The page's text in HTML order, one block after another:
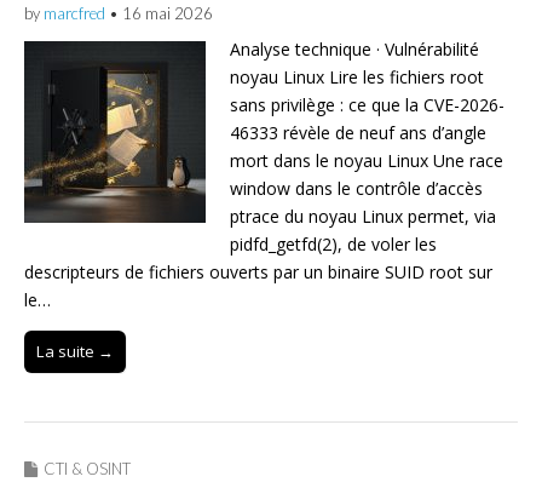
by marcfred • 16 mai 2026
Analyse technique · Vulnérabilité
noyau Linux Lire les fichiers root
sans privilège : ce que la CVE-2026-
46333 révèle de neuf ans d’angle
mort dans le noyau Linux Une race
window dans le contrôle d’accès
ptrace du noyau Linux permet, via
pidfd_getfd(2), de voler les
descripteurs de fichiers ouverts par un binaire SUID root sur
le…
La suite →
CTI & OSINT